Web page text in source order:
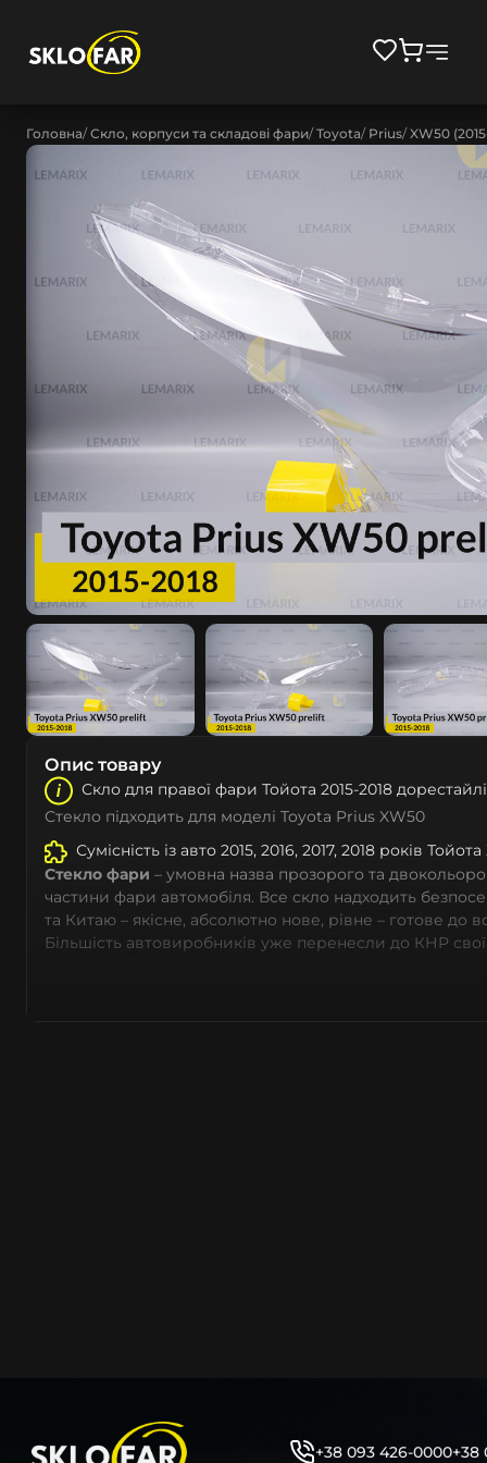
Головна Скло, корпуси та складові фари Toyota Prius XW50
Опис товару
Скло для правої фари Тойота 2015-2018
Стекло підходить для моделі Toyota Prius XW50
Сумісність із авто 2015, 2016, 2017, 2018 років
Стекло фари – умовна назва прозорого та
частини фари автомобіля. Все скло надходить
та Китаю – якісне, абсолютно нове, рівне – готове до
Більшість автовиробників уже перенесли до КНР
тому не слід дивуватися, що до 90% запчастин до
як це часто пропонують автосервіси та автодилери.
заощадити та придбати тільки те, що потребує
+38 093 426-0000+38